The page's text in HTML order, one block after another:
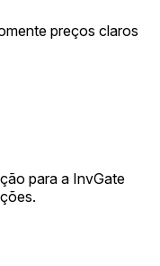
preços claros
para a InvGate